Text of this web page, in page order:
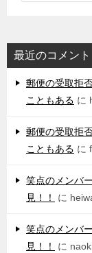
最近のコメント
郵便の受取拒
こともある に
郵便の受取拒
こともある に
笑点のメンバ
見！！
に
笑点のメンバ
見！！
に